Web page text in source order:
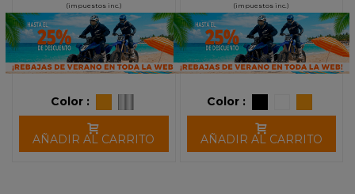
(impuestos inc.)
Color :
AÑADIR AL CARRITO
(impuestos inc.)
Color :
AÑADIR AL CARRITO